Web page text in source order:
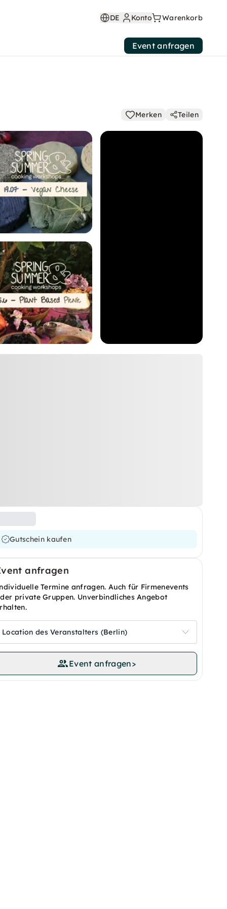
DE Konto Warenkorb
Event anfragen
Merken Teilen
Gutschein kaufen
anfragen
Termine anfragen. Auch für Firmenevents
private Gruppen. Unverbindliches Angebot
Location des Veranstalters (Berlin)
Event anfragen>